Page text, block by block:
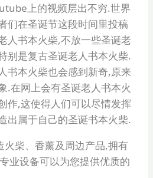
上的视频层出不穷.世界
们在圣诞节这段时间里投稿
人书本火柴,不放一些圣诞老
别是复古圣诞老人书本火柴.
书本火柴也会感到新奇,原来
.在网上会有圣诞老人书本火
作,这使得人们可以尽情发挥
出属于自己的圣诞书本火柴.
柴、香薰及周边产品,拥有
业设备可以为您提供优质的